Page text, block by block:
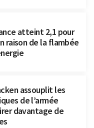
atteint 2,1 pour
raison de la flambée
assouplit les
de l’armée
davantage de